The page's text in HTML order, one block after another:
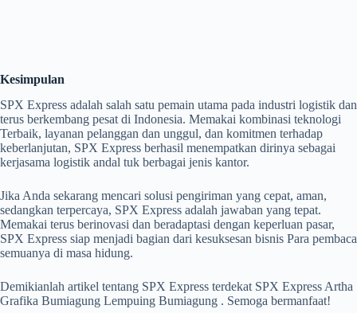
Kesimpulan
SPX Express adalah salah satu pemain utama pada industri logistik dan
terus berkembang pesat di Indonesia. Memakai kombinasi teknologi
Terbaik, layanan pelanggan dan unggul, dan komitmen terhadap
keberlanjutan, SPX Express berhasil menempatkan dirinya sebagai
kerjasama logistik andal tuk berbagai jenis kantor.
Jika Anda sekarang mencari solusi pengiriman yang cepat, aman,
sedangkan terpercaya, SPX Express adalah jawaban yang tepat.
Memakai terus berinovasi dan beradaptasi dengan keperluan pasar,
SPX Express siap menjadi bagian dari kesuksesan bisnis Para pembaca
semuanya di masa hidung.
Demikianlah artikel tentang SPX Express terdekat SPX Express Artha
Grafika Bumiagung Lempuing Bumiagung . Semoga bermanfaat!